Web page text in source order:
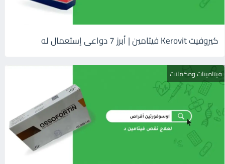
كيروفيت Kerovit فيتامين | أبرز 7 دواعى إستعمال له
فيتامينات ومكملات